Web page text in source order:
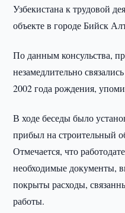
Узбекистана к трудовой
объекте в городе Бийск
По данным консульства,
незамедлительно
2002 года рождения,
В ходе беседы было
прибыл на строительный
Отмечается, что
необходимые документы,
покрыты расходы,
работы.